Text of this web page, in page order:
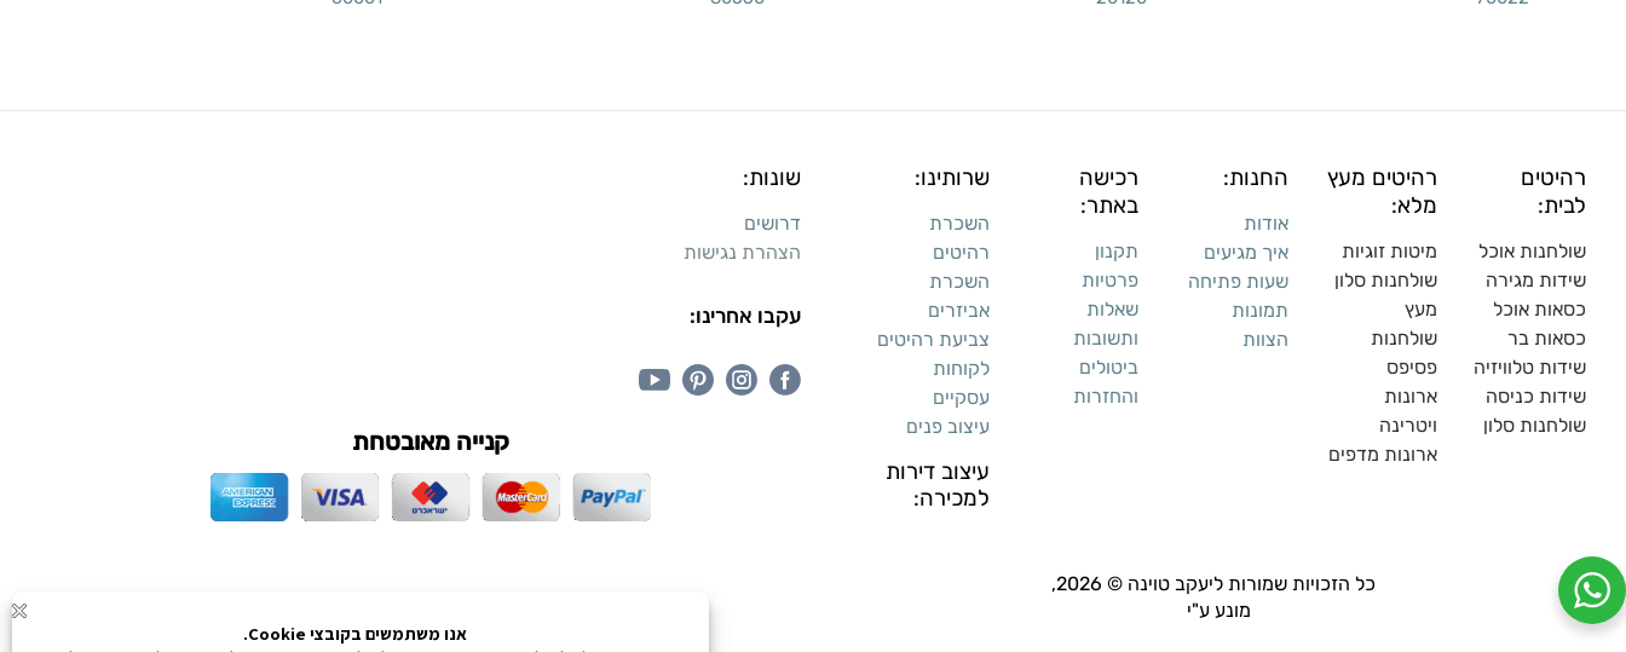
רהיטים
לבית:
שולחנות אוכל
שידות מגירה
כסאות אוכל
כסאות בר
שידות טלוויזיה
שידות כניסה
שולחנות סלון
רהיטים מעץ
מלא:
מיטות זוגיות
שולחנות סלון
מעץ
שולחנות
פסיפס
ארונות
ויטרינה
ארונות מדפים
החנות:
אודות
איך מגיעים
שעות פתיחה
תמונות
הצוות
רכישה
באתר:
תקנון
פרטיות
שאלות
ותשובות
ביטולים
והחזרות
שרותינו:
השכרת
רהיטים
השכרת
אביזרים
צביעת רהיטים
לקוחות
עסקיים
עיצוב פנים
עיצוב דירות
למכירה:
כל הזכויות שמורות ליעקב טוינה © 2026,
מונע ע"י
שונות:
דרושים
הצהרת נגישות
עקבו אחרינו:
קנייה מאובטחת